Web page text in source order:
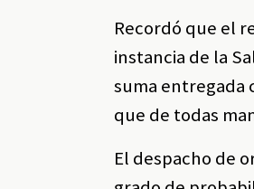
Recordó que el
instancia de la
suma entregada
que de todas
El despacho de